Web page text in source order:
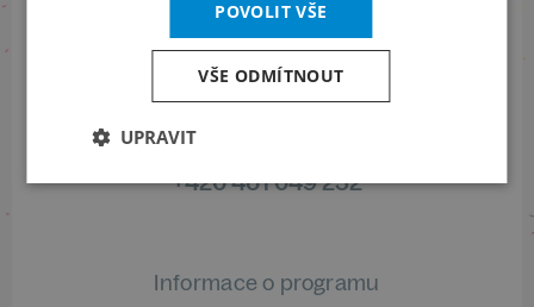
LinkedIn
Informace o stavu objednávek
+420 461 049 232
Informace o programu
POVOLIT VŠE
VŠE ODMÍTNOUT
UPRAVIT